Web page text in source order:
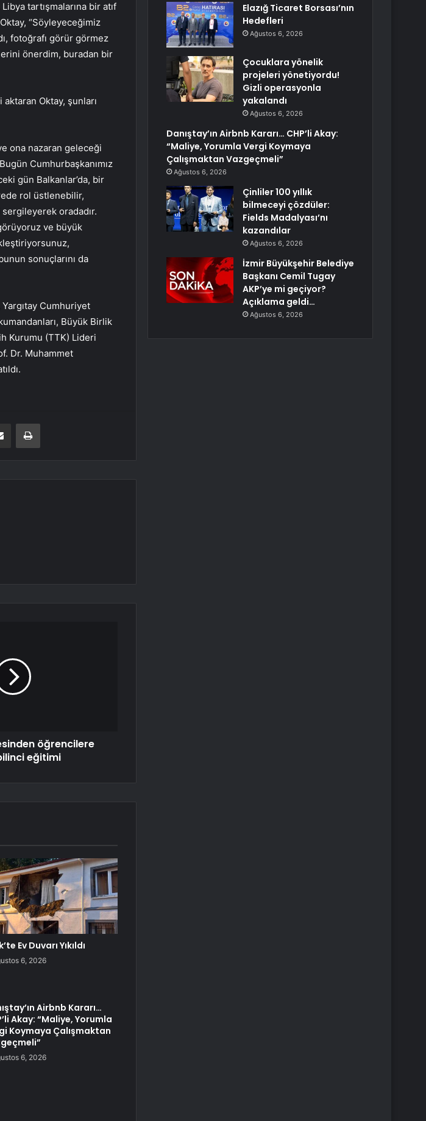
tartışmalarına bir atıf
“Söyleyeceğimiz
fotoğrafı görür görmez
önerdim, buradan bir
Oktay, şunları
ona nazaran geleceği
Cumhurbaşkanımız
gün Balkanlar’da, bir
rol üstlenebilir,
oradadır.
ve büyük
sonuçlarını da
Cumhuriyet
Büyük Birlik
Kurumu (TTK) Lideri
Dr. Muhammet
E-Posta ile paylaş Yazdır
öğrencilere
eğitimi
Ev Duvarı Yıkıldı
6, 2026
Airbnb Kararı…
Akay: “Maliye, Yorumla
Koymaya Çalışmaktan
6, 2026
Elazığ Ticaret Borsası’nın
Hedefleri
Ağustos 6, 2026
Çocuklara yönelik
projeleri yönetiyordu!
Gizli operasyonla
yakalandı
Ağustos 6, 2026
Danıştay’ın Airbnb Kararı… CHP’li Akay:
“Maliye, Yorumla Vergi Koymaya
Çalışmaktan Vazgeçmeli”
Ağustos 6, 2026
Çinliler 100 yıllık
bilmeceyi çözdüler:
Fields Madalyası’nı
kazandılar
Ağustos 6, 2026
İzmir Büyükşehir Belediye
Başkanı Cemil Tugay
AKP’ye mi geçiyor?
Açıklama geldi…
Ağustos 6, 2026